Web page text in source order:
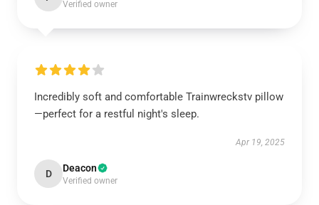
Verified owner
Incredibly soft and comfortable Trainwreckstv pillow
—perfect for a restful night's sleep.
Apr 19, 2025
D Deacon
Verified owner